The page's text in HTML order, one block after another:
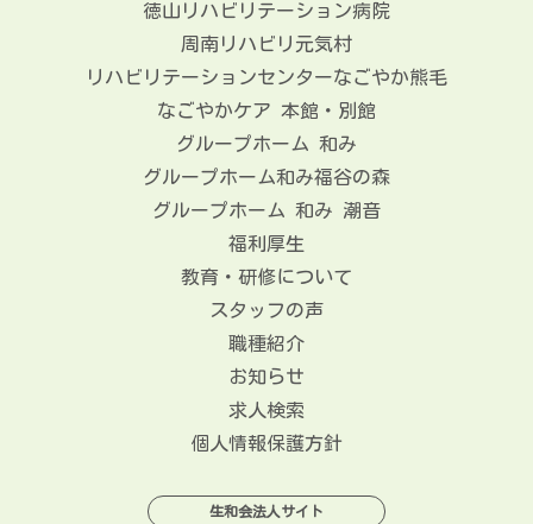
徳山リハビリテーション病院
周南リハビリ元気村
リハビリテーションセンターなごやか熊毛
なごやかケア 本館・別館
グループホーム 和み
グループホーム和み福谷の森
グループホーム 和み 潮音
福利厚生
教育・研修について
スタッフの声
職種紹介
お知らせ
求人検索
個人情報保護方針
生和会法人サイト